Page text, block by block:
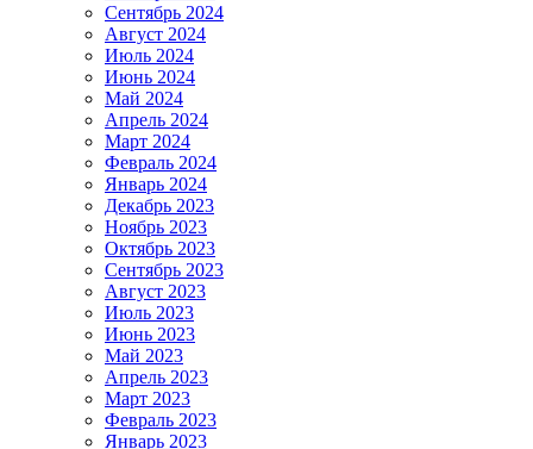
Сентябрь 2024
Август 2024
Июль 2024
Июнь 2024
Май 2024
Апрель 2024
Март 2024
Февраль 2024
Январь 2024
Декабрь 2023
Ноябрь 2023
Октябрь 2023
Сентябрь 2023
Август 2023
Июль 2023
Июнь 2023
Май 2023
Апрель 2023
Март 2023
Февраль 2023
Январь 2023